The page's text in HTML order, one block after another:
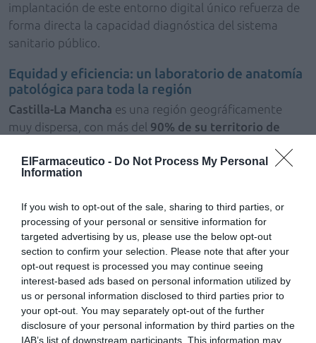
ElFarmaceutico - Do Not Process My Personal
Information
If you wish to opt-out of the sale, sharing to third parties, or
processing of your personal or sensitive information for
targeted advertising by us, please use the below opt-out
section to confirm your selection. Please note that after your
opt-out request is processed you may continue seeing
interest-based ads based on personal information utilized by
us or personal information disclosed to third parties prior to
your opt-out. You may separately opt-out of the further
disclosure of your personal information by third parties on the
IAB’s list of downstream participants. This information may
implantación de este entorno digital único refuerza de
forma directa la capacidad diagnóstica del sistema
sanitario público.
Equidad y eficiencia: un laboratorio de anatomía
patológica para toda la región
Castilla-La Mancha es una región geográficamente
muy dispersa, con más del 90% de su territorio de
municipios tienen menos de500 habitantes. Esta
realidad, marcada además por elevados niveles de
garantizar una atención sanitaria eficiente y equitativa.
En este contexto, podría resultar necesario rediseñar los
distintos procesos de los servicios, como el de Anatomía
Patológica, para compartir capacidades diagnósticas
avanzadas entre centros y facilitar el intercambio
seguro e interoperable de información clínica e
imágenes. La digitalización permite equilibrar la carga